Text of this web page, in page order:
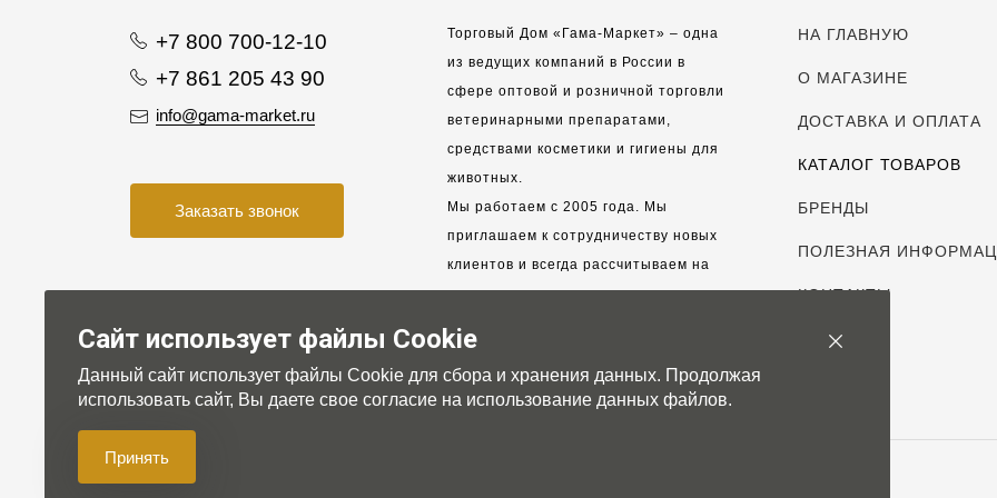
+7 800 700-12-10
+7 861 205 43 90
info@gama-market.ru
Заказать звонок
Торговый Дом «Гама-Маркет» – одна
из ведущих компаний в России в
сфере оптовой и розничной торговли
ветеринарными препаратами,
средствами косметики и гигиены для
животных.
Мы работаем с 2005 года. Мы
приглашаем к сотрудничеству новых
клиентов и всегда рассчитываем на
взаимовыгодные, долгосрочные
Для нас дорог каждый клиент!
НА ГЛАВНУЮ
О МАГАЗИНЕ
ДОСТАВКА И ОПЛАТА
КАТАЛОГ ТОВАРОВ
БРЕНДЫ
ПОЛЕЗНАЯ
КОНТАКТЫ
© 2007-2026 Gama-market LTD
Сайт использует файлы Cookie
Данный сайт использует файлы Cookie для сбора и хранения данных. Продолжая
использовать сайт, Вы даете свое согласие на использование данных файлов.
Принять